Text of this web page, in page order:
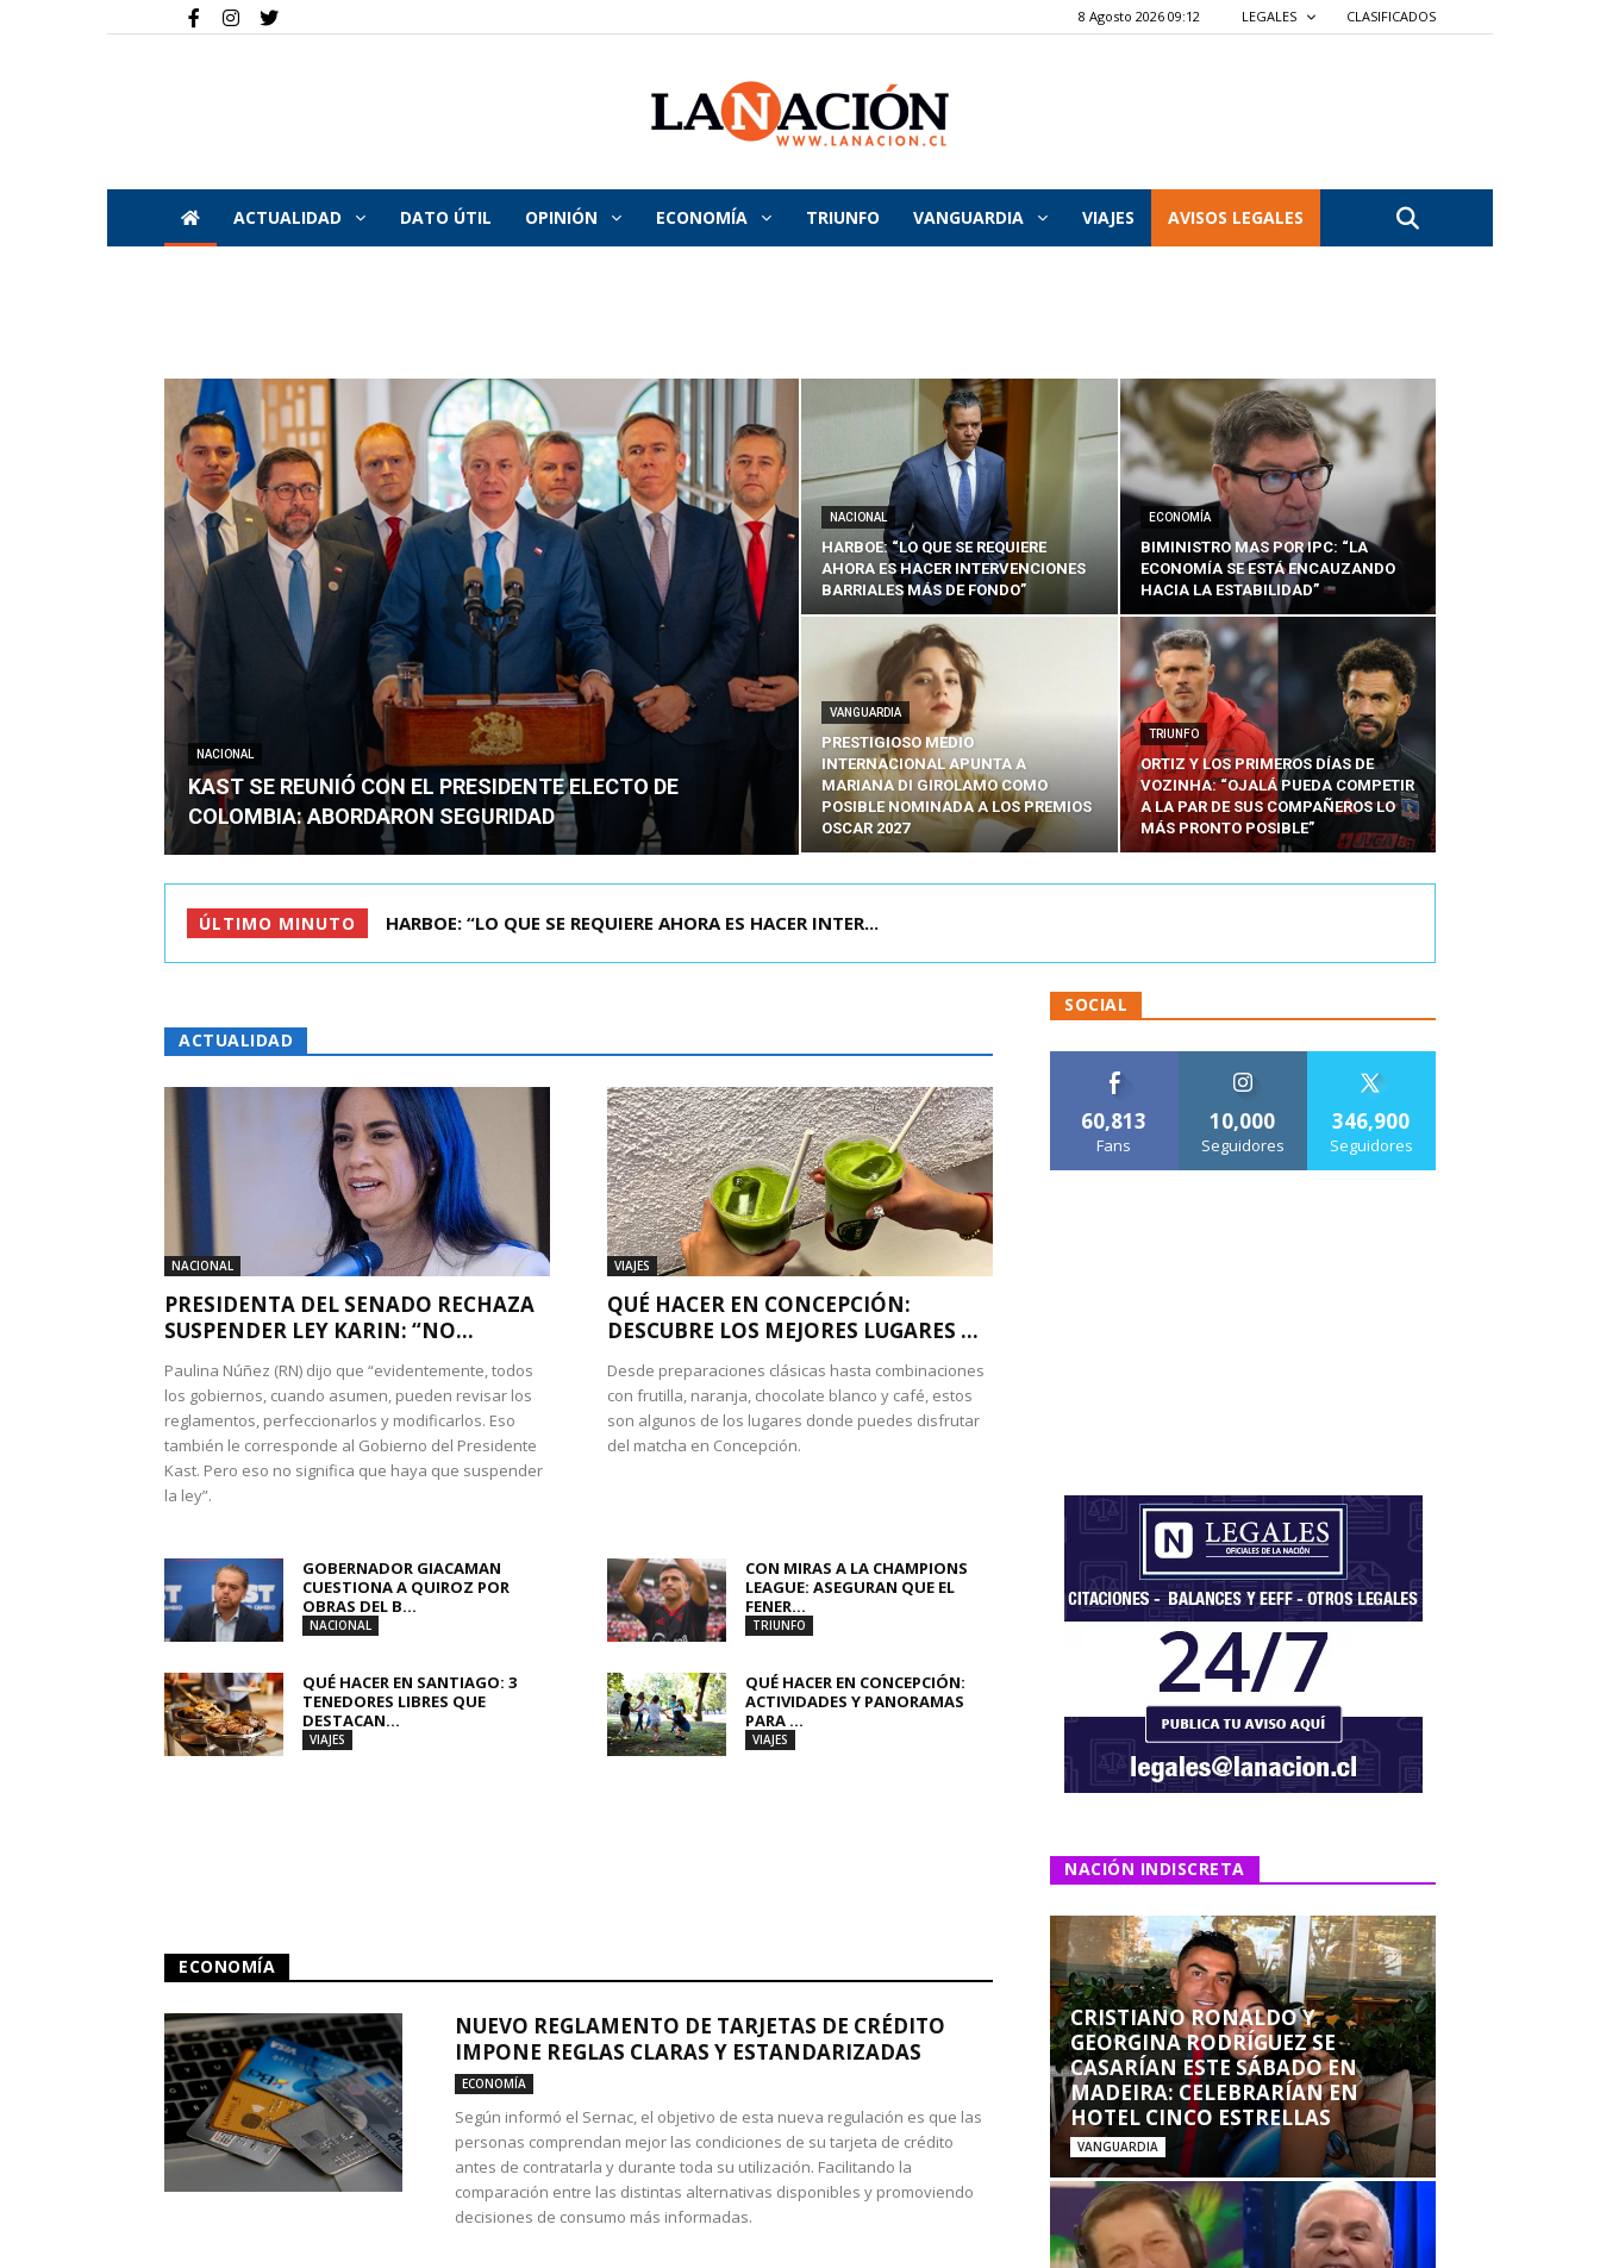
8 Agosto 2026 09:12 LEGALES CLASIFICADOS
La
Nación
ACTUALIDAD DATO ÚTIL OPINIÓN ECONOMÍA TRIUNFO VANGUARDIA VIAJES AVISOS LEGALES
NACIONAL
KAST SE REUNIÓ CON EL PRESIDENTE ELECTO DE
COLOMBIA: ABORDARON SEGURIDAD
NACIONAL
HARBOE: “LO QUE SE REQUIERE
AHORA ES HACER INTERVENCIONES
BARRIALES MÁS DE FONDO”
ECONOMÍA
BIMINISTRO MAS POR IPC: “LA
ECONOMÍA SE ESTÁ ENCAUZANDO
HACIA LA ESTABILIDAD”
VANGUARDIA
PRESTIGIOSO MEDIO
INTERNACIONAL APUNTA A
MARIANA DI GIROLAMO COMO
POSIBLE NOMINADA A LOS PREMIOS
OSCAR 2027
TRIUNFO
ORTIZ Y LOS PRIMEROS DÍAS DE
VOZINHA: “OJALÁ PUEDA COMPETIR
A LA PAR DE SUS COMPAÑEROS LO
MÁS PRONTO POSIBLE”
ÚLTIMO MINUTO BIMINISTRO MAS POR IPC: “LA ECONOMÍA SE ESTÁ ENC...
ACTUALIDAD
NACIONAL
PRESIDENTA DEL SENADO RECHAZA
SUSPENDER LEY KARIN: “NO...
Paulina Núñez (RN) dijo que “evidentemente, todos
los gobiernos, cuando asumen, pueden revisar los
reglamentos, perfeccionarlos y modificarlos. Eso
también le corresponde al Gobierno del Presidente
Kast. Pero eso no significa que haya que suspender
la ley”.
VIAJES
QUÉ HACER EN CONCEPCIÓN:
DESCUBRE LOS MEJORES LUGARES ...
Desde preparaciones clásicas hasta combinaciones
con frutilla, naranja, chocolate blanco y café, estos
son algunos de los lugares donde puedes disfrutar
del matcha en Concepción.
GOBERNADOR GIACAMAN
CUESTIONA A QUIROZ POR
OBRAS DEL B...
NACIONAL
CON MIRAS A LA CHAMPIONS
LEAGUE: ASEGURAN QUE EL
FENER...
TRIUNFO
QUÉ HACER EN SANTIAGO: 3
TENEDORES LIBRES QUE
DESTACAN...
VIAJES
QUÉ HACER EN CONCEPCIÓN:
ACTIVIDADES Y PANORAMAS
PARA ...
VIAJES
ECONOMÍA
NUEVO REGLAMENTO DE TARJETAS DE CRÉDITO
IMPONE REGLAS CLARAS Y ESTANDARIZADAS
ECONOMÍA
Según informó el Sernac, el objetivo de esta nueva regulación es que las
personas comprendan mejor las condiciones de su tarjeta de crédito
antes de contratarla y durante toda su utilización. Facilitando la
comparación entre las distintas alternativas disponibles y promoviendo
decisiones de consumo más informadas.
SOCIAL
60,813
Fans
10,000
Seguidores
346,900
Seguidores
NACIÓN INDISCRETA
CRISTIANO RONALDO Y
GEORGINA RODRÍGUEZ SE
CASARÍAN ESTE SÁBADO EN
MADEIRA: CELEBRARÍAN EN
HOTEL CINCO ESTRELLAS
VANGUARDIA